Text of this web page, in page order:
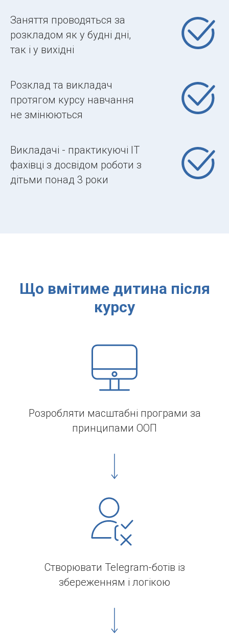
Заняття проводяться за
розкладом як у будні дні,
так і у вихідні
Розклад та викладач
протягом курсу навчання
не змінюються
Викладачі - практикуючі IT
фахівці з досвідом роботи з
дітьми понад 3 роки
Що вмітиме дитина після
курсу
Розробляти масштабні програми за
принципами ООП
Створювати Telegram-ботів із
збереженням і логікою